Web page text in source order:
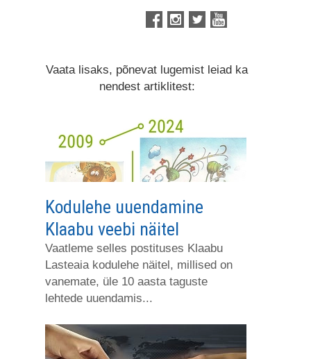
Vaata lisaks, põnevat lugemist leiad ka
nendest artiklitest:
Kodulehe uuendamine
Klaabu veebi näitel
Vaatleme selles postituses Klaabu
Lasteaia kodulehe näitel, millised on
vanemate, üle 10 aasta taguste
lehtede uuendamis...